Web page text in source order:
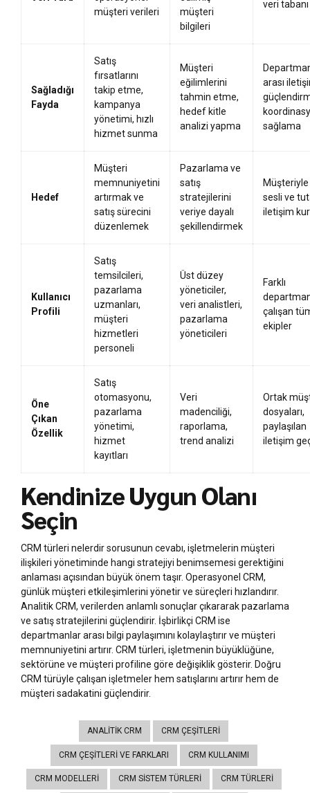
müşteri verileri
müşteri
bilgileri
veri tabanı
Sağladığı
Fayda
Satış
fırsatlarını
takip etme,
kampanya
yönetimi, hızlı
hizmet sunma
Müşteri
eğilimlerini
tahmin etme,
hedef kitle
analizi yapma
arası
sağlama
Hedef
Müşteri
memnuniyetini
artırmak ve
satış sürecini
düzenlemek
Pazarlama ve
satış
stratejilerini
veriye dayalı
şekillendirmek
sesli ve
iletişim
Kullanıcı
Profili
Satış
temsilcileri,
pazarlama
uzmanları,
müşteri
hizmetleri
personeli
Üst düzey
yöneticiler,
veri analistleri,
pazarlama
yöneticileri
Farklı
çalışan
ekipler
Öne
Çıkan
Özellik
Satış
otomasyonu,
pazarlama
yönetimi,
hizmet
kayıtları
Veri
madenciliği,
raporlama,
trend analizi
Ortak
dosyaları,
paylaşılan
iletişim
Kendinize Uygun Olanı
Seçin
CRM türleri nelerdir sorusunun cevabı, işletmelerin müşteri
ilişkileri yönetiminde hangi stratejiyi benimsemesi gerektiğini
anlaması açısından büyük önem taşır. Operasyonel CRM,
günlük müşteri etkileşimlerini yönetir ve süreçleri hızlandırır.
Analitik CRM, verilerden anlamlı sonuçlar çıkararak pazarlama
ve satış stratejilerini güçlendirir. İşbirlikçi CRM ise
departmanlar arası bilgi paylaşımını kolaylaştırır ve müşteri
memnuniyetini artırır. CRM türleri, işletmenin büyüklüğüne,
sektörüne ve müşteri profiline göre değişiklik gösterir. Doğru
CRM türüyle çalışan işletmeler hem satışlarını artırır hem de
müşteri sadakatini güçlendirir.
ANALITIK CRM CRM ÇEŞITLERI
CRM ÇEŞITLERI VE FARKLARI CRM KULLANIMI
CRM MODELLERI CRM SISTEM TÜRLERI CRM TÜRLERI